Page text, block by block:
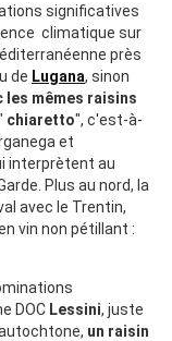
significatives
climatique sur
près
de Lugana, sinon
les mêmes raisins
chiaretto", c'est-à-
et
interprètent au
Plus au nord, la
avec le Trentin,
vin non pétillant :
DOC Lessini, juste
un raisin